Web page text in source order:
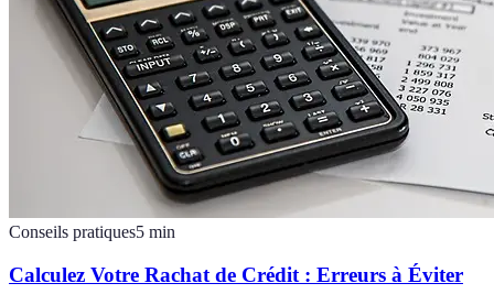
Conseils pratiques5 min
Calculez Votre Rachat de Crédit : Erreurs à Éviter